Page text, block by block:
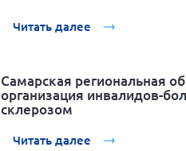
Читать далее
Самарская региональная
организация инвалидов-
склерозом
Читать далее